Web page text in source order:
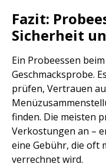
Fazit:
Sicherheit
Ein Probeessen
Geschmacksprobe.
prüfen, Vertrauen
finden. Die meisten
Verkostungen an –
eine Gebühr, die oft
verrechnet wird.